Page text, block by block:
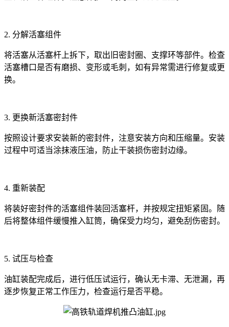
2. 分解活塞组件
将活塞从活塞杆上拆下，取出旧密封圈、支撑环等部件。检查
活塞槽口是否有磨损、变形或毛刺，如有异常需进行修复或更
换。
3. 更换新活塞密封件
按照设计要求安装新的密封件，注意安装方向和压缩量。安装
过程中可适当涂抹液压油，防止干装损伤密封边缘。
4. 重新装配
将装好密封件的活塞组件装回活塞杆，并按规定扭矩紧固。随
后将整体组件缓慢推入缸筒，确保受力均匀，避免刮伤密封。
5. 试压与检查
油缸装配完成后，进行低压试运行，确认无卡滞、无泄漏，再
逐步恢复正常工作压力，检查运行是否平稳。